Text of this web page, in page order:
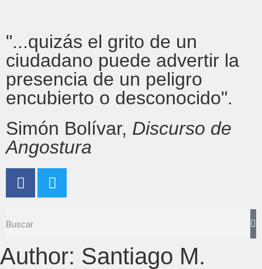
"...quizás el grito de un
ciudadano puede advertir la
presencia de un peligro
encubierto o desconocido".
Simón Bolívar, Discurso de
Angostura
Author: Santiago M.